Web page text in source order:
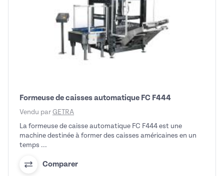
Formeuse de caisses automatique FC F444
Vendu par GETRA
La formeuse de caisse automatique FC F444 est une
machine destinée à former des caisses américaines en un
temps ...
Comparer